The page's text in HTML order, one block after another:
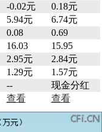
-0.02元
0.18元
5.94元
6.74元
0.08
0.69
16.03
15.95
2.95元
2.84元
1.29元
1.57元
--
现金分红
查看 查看